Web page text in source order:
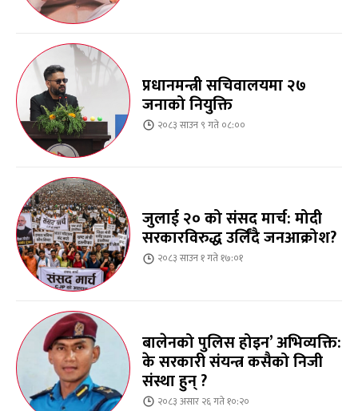
प्रधानमन्त्री सचिवालयमा २७
जनाको नियुक्ति
२०८३ साउन ९ गते ०८:००
जुलाई २० को संसद मार्च: मोदी
सरकारविरुद्ध उर्लिंदै जनआक्रोश?
२०८३ साउन १ गते १७:०१
बालेनको पुलिस होइन’ अभिव्यक्ति:
के सरकारी संयन्त्र कसैको निजी
संस्था हुन् ?
२०८३ असार २६ गते १०:२०